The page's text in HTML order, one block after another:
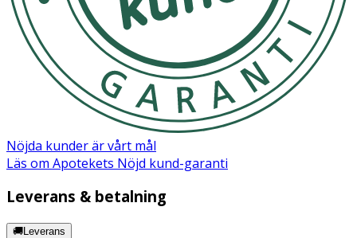
Nöjda kunder är vårt mål
Läs om Apotekets Nöjd kund-garanti
Leverans & betalning
🚚Leverans